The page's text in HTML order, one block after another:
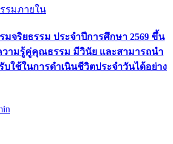
รมภายใน
จริยธรรม ประจำปีการศึกษา 2569 ขึ้น
วามรู้คู่คุณธรรม มีวินัย และสามารถนำ
ใช้ในการดำเนินชีวิตประจำวันได้อย่าง